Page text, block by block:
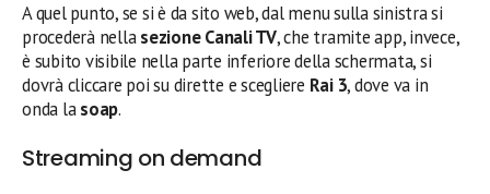
A quel punto, se si è da sito web, dal menu sulla sinistra si
procederà nellasezione Canali TV, che tramite app, invece,
è subito visibile nella parte inferiore della schermata, si
dovrà cliccare poi su dirette e scegliere Rai 3, dove va in
onda lasoap.
Streaming on demand